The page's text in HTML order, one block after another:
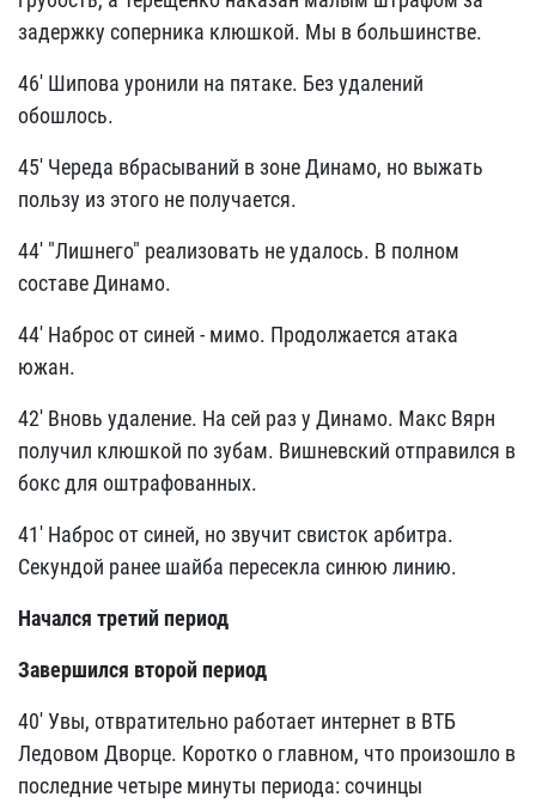
задержку соперника клюшкой. Мы в большинстве.
46' Шипова уронили на пятаке. Без удалений
обошлось.
45' Череда вбрасываний в зоне Динамо, но выжать
пользу из этого не получается.
44' "Лишнего" реализовать не удалось. В полном
составе Динамо.
44' Наброс от синей - мимо. Продолжается атака
южан.
42' Вновь удаление. На сей раз у Динамо. Макс Вярн
получил клюшкой по зубам. Вишневский отправился в
бокс для оштрафованных.
41' Наброс от синей, но звучит свисток арбитра.
Секундой ранее шайба пересекла синюю линию.
Начался третий период
Завершился второй период
40' Увы, отвратительно работает интернет в ВТБ
Ледовом Дворце. Коротко о главном, что произошло в
последние четыре минуты периода: сочинцы